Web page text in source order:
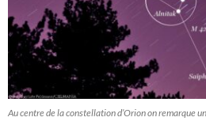
Au centre de la constellation d’Orion on remarque